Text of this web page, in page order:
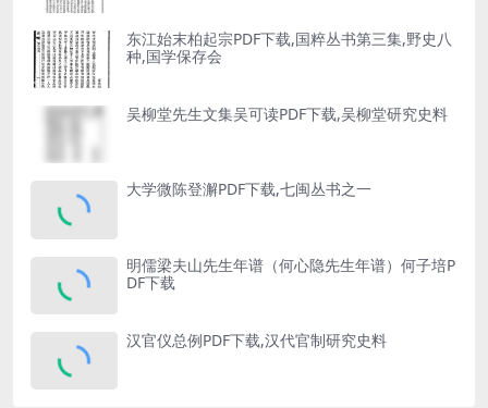
东江始末柏起宗PDF下载,国粹丛书第三集,野史八
种,国学保存会
吴柳堂先生文集吴可读PDF下载,吴柳堂研究史料
大学微陈登澥PDF下载,七闽丛书之一
明儒梁夫山先生年谱（何心隐先生年谱）何子培P
DF下载
汉官仪总例PDF下载,汉代官制研究史料